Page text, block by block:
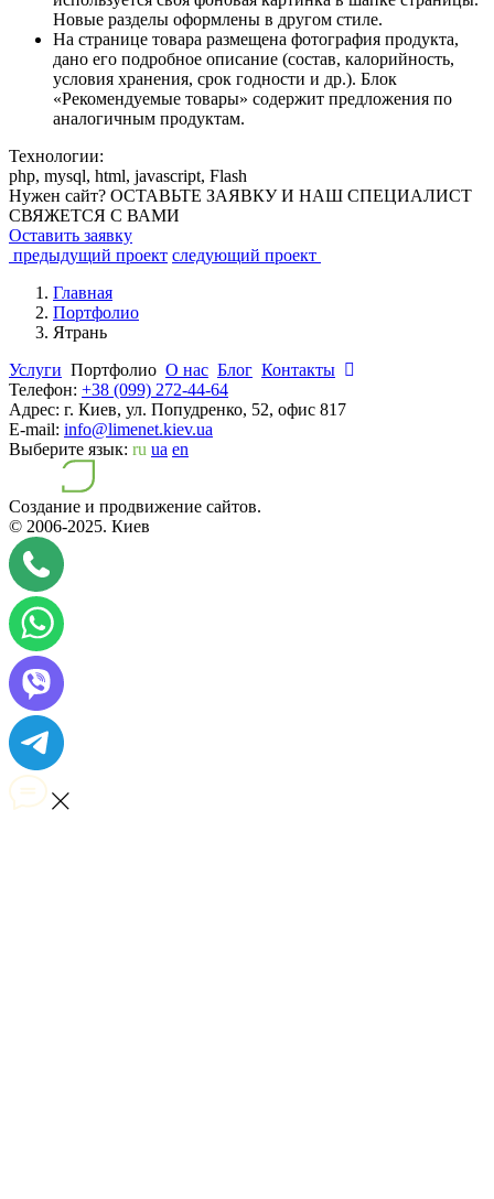
Новые разделы оформлены в другом стиле.
На странице товара размещена фотография продукта,
дано его подробное описание (состав, калорийность,
условия хранения, срок годности и др.). Блок
«Рекомендуемые товары» содержит предложения по
аналогичным продуктам.
Технологии:
php, mysql, html, javascript, Flash
Нужен сайт? ОСТАВЬТЕ ЗАЯВКУ И НАШ СПЕЦИАЛИСТ
СВЯЖЕТСЯ С ВАМИ
Оставить заявку
предыдущий проект следующий проект
Главная
Портфолио
Ятрань
Услуги Портфолио О нас Блог Контакты
Телефон: +38 (099) 272-44-64
Адрес: г. Киев, ул. Попудренко, 52, офис 817
E-mail: info@limenet.kiev.ua
Выберите язык: ru ua en
Создание и продвижение сайтов.
© 2006-2025. Киев